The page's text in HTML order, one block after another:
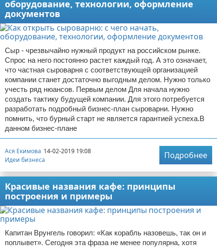
оборудование, технологии, оформление
документов
Сыр - чрезвычайно нужный продукт на российском рынке.
Спрос на него постоянно растет каждый год. А это означает,
что частная сыроварня с соответствующей организацией
компании станет достаточно выгодным делом. Нужно только
учесть ряд нюансов. Первым делом Для начала нужно
создать тактику будущей компании. Для этого потребуется
разработать подробный бизнес-план сыроварни. Нужно
помнить, что бурный старт не является гарантией успеха.В
данном бизнес-плане
Ася Екимова 14-02-2019 19:08
Идеи бизнеса
Подробнее
Красивые названия кафе: принципы
построения и примеры
Капитан Врунгель говорил: «Как корабль назовешь, так он и
поплывет». Сегодня эта фраза не менее популярна, хотя